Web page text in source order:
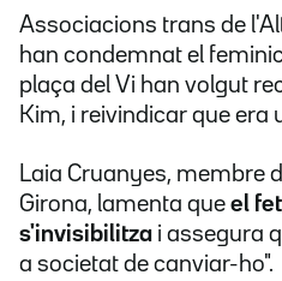
Associacions trans de
han condemnat el
plaça del Vi han volgut
Kim, i reivindicar que era
Laia Cruanyes, membre
Girona, lamenta que el
s'invisibilitza i assegura
a societat de canviar-ho".